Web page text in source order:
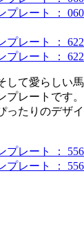
して愛らしい
プレートです
たりのデザイ